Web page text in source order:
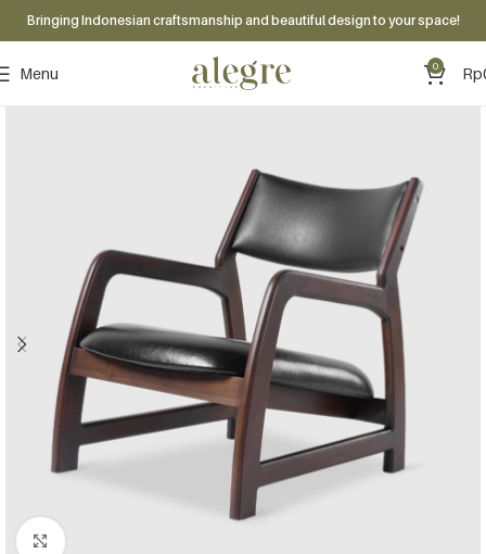
Bringing Indonesian craftsmanship and beautiful design to your space!
Menu 0 Rp